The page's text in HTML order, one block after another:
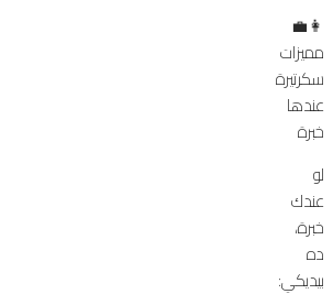
👩‍💼
مميزات
سكرتيرة
عندها
خبرة
لو
عندك
خبرة،
ده
بيديكي: